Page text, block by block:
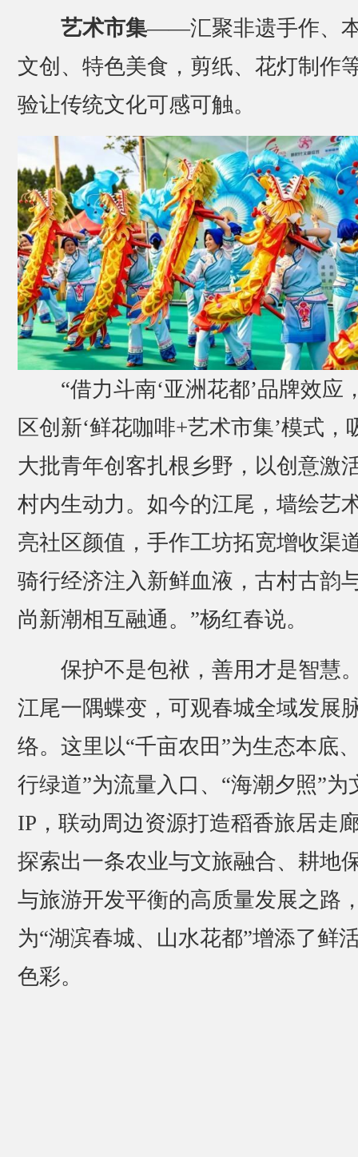
艺术市集——汇聚非遗手作、
文创、特色美食，剪纸、花灯制作
验让传统文化可感可触。
“借力斗南‘亚洲花都’品牌效应
区创新‘鲜花咖啡+艺术市集’模式，
大批青年创客扎根乡野，以创意激
村内生动力。如今的江尾，墙绘艺
亮社区颜值，手作工坊拓宽增收渠
骑行经济注入新鲜血液，古村古韵
尚新潮相互融通。”杨红春说。
保护不是包袱，善用才是智慧
江尾一隅蝶变，可观春城全域发展
络。这里以“千亩农田”为生态本底
行绿道”为流量入口、“海潮夕照”为
IP，联动周边资源打造稻香旅居走
探索出一条农业与文旅融合、耕地
与旅游开发平衡的高质量发展之路
为“湖滨春城、山水花都”增添了鲜
色彩。